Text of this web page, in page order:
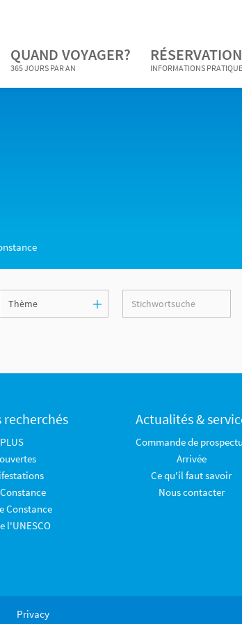
QUAND VOYAGER?
365 JOURS PAR AN INFORMATIONS
recherchés
Constance
l'UNESCO
Actualités &
Commande de
Arrivée
Ce qu'il faut savoir
Nous contacter
Privacy